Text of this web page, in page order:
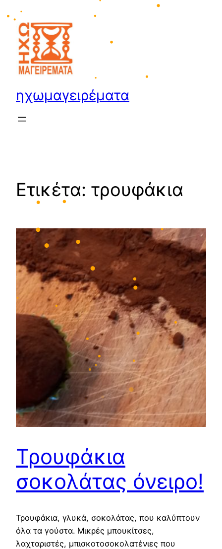
•
•
•
•
•
•
•
•
•
•
•
•
•
•
•
Μετάβαση
στο
περιεχόμενο
ηχωμαγειρέματα
Ετικέτα: τρουφάκια
Τρουφάκια
σοκολάτας όνειρο!
Τρουφάκια, γλυκά, σοκολάτας, που καλύπτουν
όλα τα γούστα. Μικρές μπουκίτσες,
λαχταριστές, μπισκοτοσοκολατένιες που